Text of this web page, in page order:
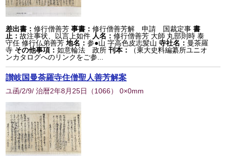
差出書：修行僧善芳 事書：修行僧善芳解 申請 国裁定事書
止：故注事状、以言上如件 人名：修行僧善芳 大師 丸部則時 泰
守任 修行仏弟善芳 地名：参●山 字高色皮志髪山 寺社名： 曼茶羅
寺 その他事項：如意輪法 政所 刊本：
（東大史料編纂所ユニオ
ンカタログへのリンクをご参...
讃岐国曼荼羅寺住僧聖人善芳解案
ユ函/2/9/ 治暦2年8月25日 （1066） 0×0mm